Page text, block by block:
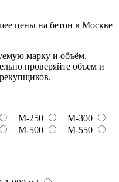
цены на бетон в Москве
марку и объём.
проверяйте объем и
М-250
М-300
М-500
М-550